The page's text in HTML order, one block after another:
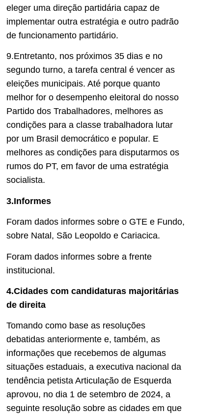
eleger uma direção partidária capaz de
implementar outra estratégia e outro padrão
de funcionamento partidário.
9.Entretanto, nos próximos 35 dias e no
segundo turno, a tarefa central é vencer as
eleições municipais. Até porque quanto
melhor for o desempenho eleitoral do nosso
Partido dos Trabalhadores, melhores as
condições para a classe trabalhadora lutar
por um Brasil democrático e popular. E
melhores as condições para disputarmos os
rumos do PT, em favor de uma estratégia
socialista.
3.Informes
Foram dados informes sobre o GTE e Fundo,
sobre Natal, São Leopoldo e Cariacica.
Foram dados informes sobre a frente
institucional.
4.Cidades com candidaturas majoritárias
de direita
Tomando como base as resoluções
debatidas anteriormente e, também, as
informações que recebemos de algumas
situações estaduais, a executiva nacional da
tendência petista Articulação de Esquerda
aprovou, no dia 1 de setembro de 2024, a
seguinte resolução sobre as cidades em que